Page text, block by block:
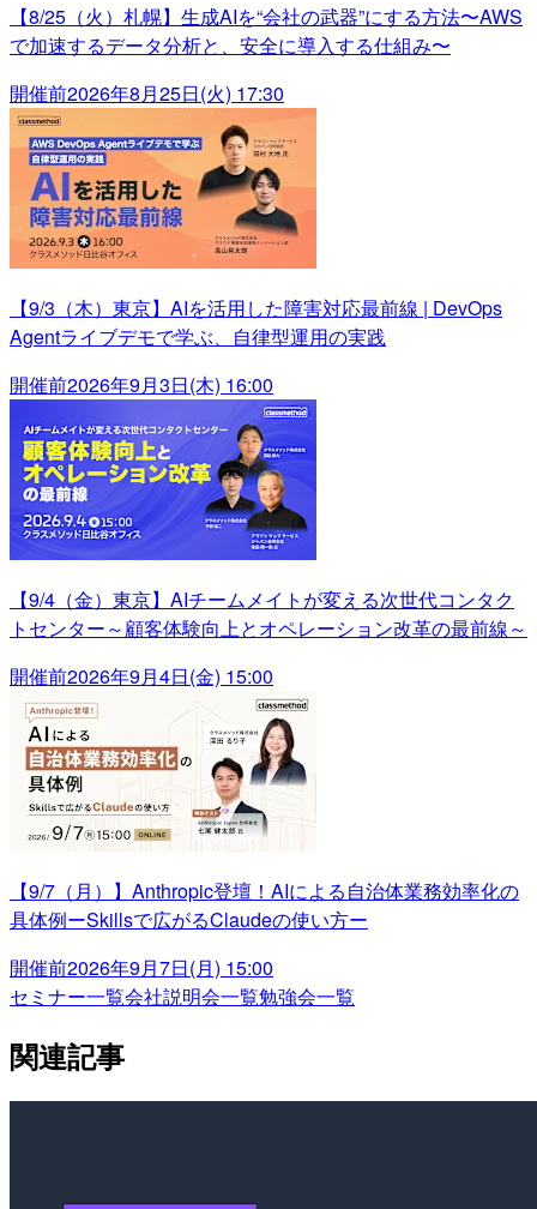
【8/25（火）札幌】生成AIを“会社の武器”にする方法〜AWS
で加速するデータ分析と、安全に導入する仕組み〜
開催前2026年8月25日(火) 17:30
【9/3（木）東京】AIを活用した障害対応最前線 | DevOps
Agentライブデモで学ぶ、自律型運用の実践
開催前2026年9月3日(木) 16:00
【9/4（金）東京】AIチームメイトが変える次世代コンタク
トセンター～顧客体験向上とオペレーション改革の最前線～
開催前2026年9月4日(金) 15:00
【9/7（月）】Anthropic登壇！AIによる自治体業務効率化の
具体例ーSkillsで広がるClaudeの使い方ー
開催前2026年9月7日(月) 15:00
セミナー一覧会社説明会一覧勉強会一覧
関連記事